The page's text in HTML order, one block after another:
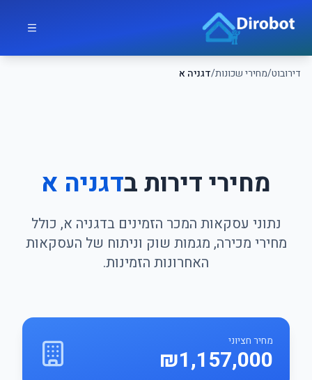
דירובוט/מחירי שכונות/דגניה א
דירובוט
מחירי דירות בדגניה א
נתוני עסקאות המכר הזמינים בדגניה א, כולל
מחירי מכירה, מגמות שוק וניתוח של העסקאות
האחרונות הזמינות.
מחיר חציוני
₪1,157,000